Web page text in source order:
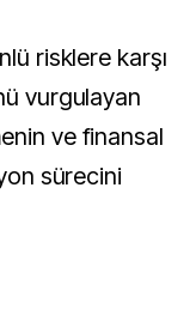
risklere karşı
vurgulayan
ve finansal
sürecini